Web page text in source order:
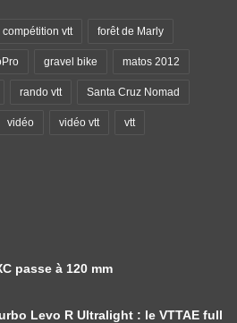
compétition vtt forêt de Marly
gravel bike matos 2012
rando vtt Santa Cruz Nomad
vidéo vidéo vtt vtt
passe à 120 mm
Levo R Ultralight : le VTTAE full